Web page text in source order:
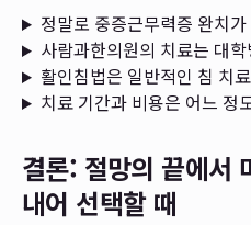
정말로 중증근무력증 완치
사람과한의원의 치료는 대
활인침법은 일반적인 침 치
치료 기간과 비용은 어느 정
결론: 절망의 끝에서
내어 선택할 때